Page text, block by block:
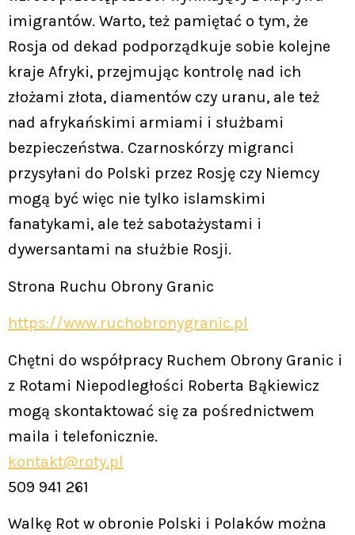
imigrantów. Warto, też pamiętać o tym, że
Rosja od dekad podporządkuje sobie kolejne
kraje Afryki, przejmując kontrolę nad ich
złożami złota, diamentów czy uranu, ale też
nad afrykańskimi armiami i służbami
bezpieczeństwa. Czarnoskórzy migranci
przysyłani do Polski przez Rosję czy Niemcy
mogą być więc nie tylko islamskimi
fanatykami, ale też sabotażystami i
dywersantami na służbie Rosji.
Strona Ruchu Obrony Granic
https://www.ruchobronygranic.pl
Chętni do współpracy Ruchem Obrony Granic i
z Rotami Niepodległości Roberta Bąkiewicz
mogą skontaktować się za pośrednictwem
maila i telefonicznie.
kontakt@roty.pl
509 941 261
Walkę Rot w obronie Polski i Polaków można